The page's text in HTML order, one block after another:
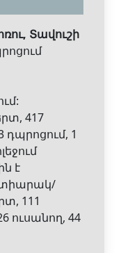
Տավուշի
417
1
է
111
ուսանող, 44